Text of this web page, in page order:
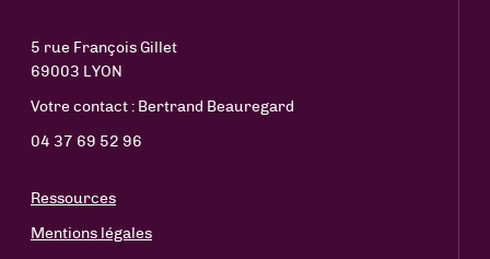
5 rue François Gillet
69003 LYON
Votre contact : Bertrand Beauregard
04 37 69 52 96
Ressources
Mentions légales